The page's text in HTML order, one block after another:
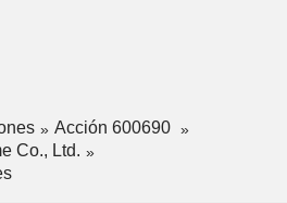
Acción 600690
Co., Ltd.